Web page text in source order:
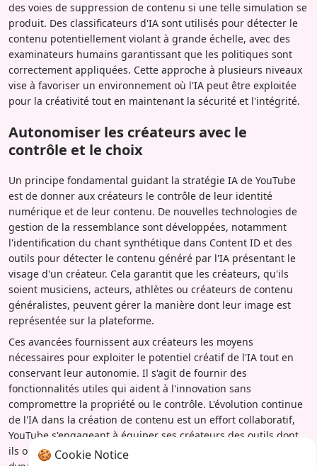
des voies de suppression de contenu si une telle simulation se
produit. Des classificateurs d'IA sont utilisés pour détecter le
contenu potentiellement violant à grande échelle, avec des
examinateurs humains garantissant que les politiques sont
correctement appliquées. Cette approche à plusieurs niveaux
vise à favoriser un environnement où l'IA peut être exploitée
pour la créativité tout en maintenant la sécurité et l'intégrité.
Autonomiser les créateurs avec le
contrôle et le choix
Un principe fondamental guidant la stratégie IA de YouTube
est de donner aux créateurs le contrôle de leur identité
numérique et de leur contenu. De nouvelles technologies de
gestion de la ressemblance sont développées, notamment
l'identification du chant synthétique dans Content ID et des
outils pour détecter le contenu généré par l'IA présentant le
visage d'un créateur. Cela garantit que les créateurs, qu'ils
soient musiciens, acteurs, athlètes ou créateurs de contenu
généralistes, peuvent gérer la manière dont leur image est
représentée sur la plateforme.
Ces avancées fournissent aux créateurs les moyens
nécessaires pour exploiter le potentiel créatif de l'IA tout en
conservant leur autonomie. Il s'agit de fournir des
fonctionnalités utiles qui aident à l'innovation sans
compromettre la propriété ou le contrôle. L'évolution continue
de l'IA dans la création de contenu est un effort collaboratif,
YouTube s'engageant à équiper ses créateurs des outils dont
ils ont besoin pour prospérer dans ce paysage numérique
🍪 Cookie Notice